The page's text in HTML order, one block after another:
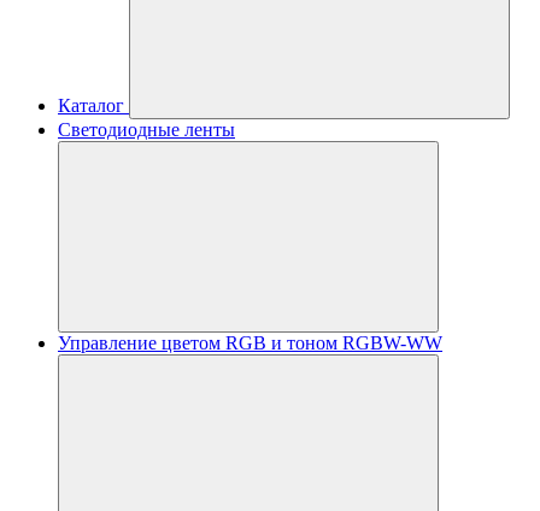
Каталог
Светодиодные ленты
Управление цветом RGB и тоном RGBW-WW